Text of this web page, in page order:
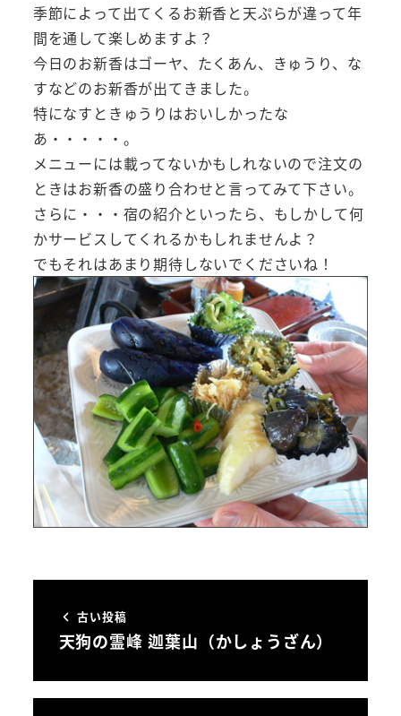
季節によって出てくるお新香と天ぷらが違って年
間を通して楽しめますよ？
今日のお新香はゴーヤ、たくあん、きゅうり、な
すなどのお新香が出てきました。
特になすときゅうりはおいしかったな
あ・・・・・。
メニューには載ってないかもしれないので注文の
ときはお新香の盛り合わせと言ってみて下さい。
さらに・・・宿の紹介といったら、もしかして何
かサービスしてくれるかもしれませんよ？
でもそれはあまり期待しないでくださいね！
古い投稿
天狗の霊峰 迦葉山（かしょうざん）